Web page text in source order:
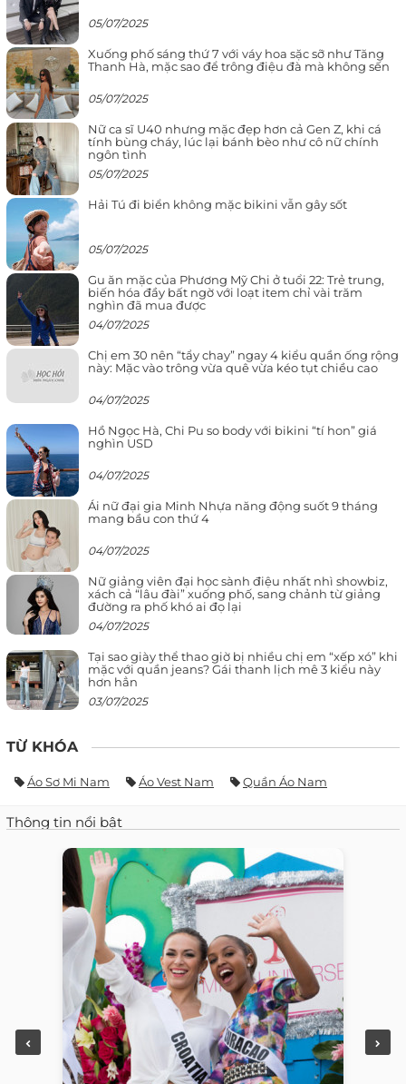
05/07/2025
Xuống phố sáng thứ 7 với váy hoa sặc sỡ như Tăng
Thanh Hà, mặc sao để trông điệu đà mà không sến
05/07/2025
Nữ ca sĩ U40 nhưng mặc đẹp hơn cả Gen Z, khi cá
tính bùng cháy, lúc lại bánh bèo như cô nữ chính
ngôn tình
05/07/2025
Hải Tú đi biển không mặc bikini vẫn gây sốt
05/07/2025
Gu ăn mặc của Phương Mỹ Chi ở tuổi 22: Trẻ trung,
biến hóa đầy bất ngờ với loạt item chỉ vài trăm
nghìn đã mua được
04/07/2025
Chị em 30 nên “tẩy chay” ngay 4 kiểu quần ống rộng
này: Mặc vào trông vừa quê vừa kéo tụt chiều cao
04/07/2025
Hồ Ngọc Hà, Chi Pu so body với bikini “tí hon” giá
nghìn USD
04/07/2025
Ái nữ đại gia Minh Nhựa năng động suốt 9 tháng
mang bầu con thứ 4
04/07/2025
Nữ giảng viên đại học sành điệu nhất nhì showbiz,
xách cả “lâu đài” xuống phố, sang chảnh từ giảng
đường ra phố khó ai đọ lại
04/07/2025
Tại sao giày thể thao giờ bị nhiều chị em “xếp xó” khi
mặc với quần jeans? Gái thanh lịch mê 3 kiểu này
hơn hẳn
03/07/2025
TỪ KHÓA
Áo Sơ Mi Nam Áo Vest Nam Quần Áo Nam
Thông tin nổi bật